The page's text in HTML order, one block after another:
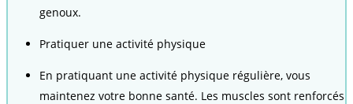
genoux.
Pratiquer une activité physique
En pratiquant une activité physique régulière, vous
maintenez votre bonne santé. Les muscles sont renforcés